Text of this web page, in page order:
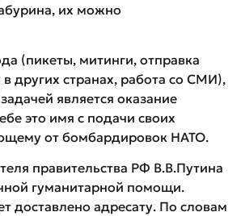
их можно
(пикеты, митинги, отправка
других странах, работа со СМИ),
является оказание
это имя с подачи своих
от бомбардировок НАТО.
правительства РФ В.В.Путина
гуманитарной помощи.
доставлено адресату. По словам